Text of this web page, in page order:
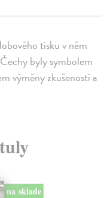
tisku v něm
byly symbolem
výměny zkušeností a
na sklade